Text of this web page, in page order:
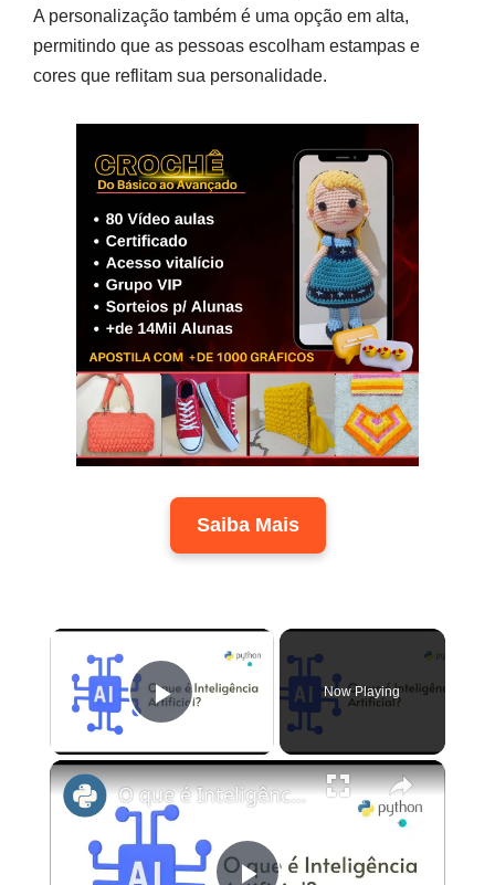
A personalização também é uma opção em alta,
permitindo que as pessoas escolham estampas e
cores que reflitam sua personalidade.
Saiba Mais
×
Play Video
Now Playing
×
O que é Inteligência Artificial?